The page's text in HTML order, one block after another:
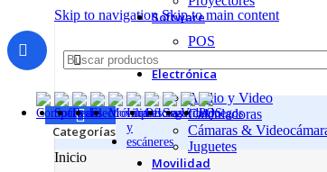
Skip to navigationSkip to main content
Categorías
Software
POS
Redes
Electrónica
Audio y Video
Calculadoras
Cámaras &
Juguetes
Movilidad
Inicio